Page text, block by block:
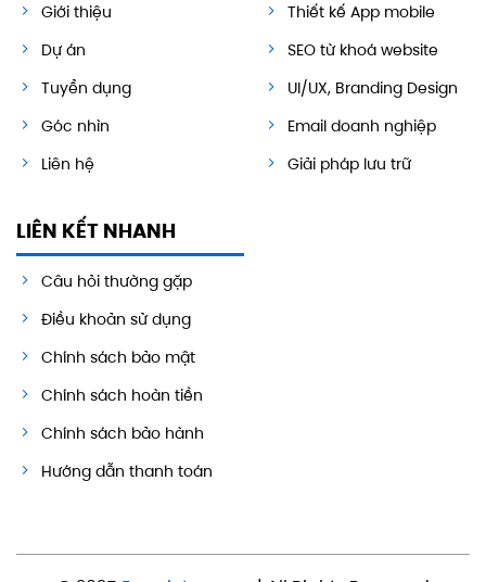
Giới thiệu
Dự án
Tuyển dụng
Góc nhìn
Liên hệ
Thiết kế App mobile
SEO từ khoá website
UI/UX, Branding Design
Email doanh nghiệp
Giải pháp lưu trữ
LIÊN KẾT NHANH
Câu hỏi thường gặp
Điều khoản sử dụng
Chính sách bảo mật
Chính sách hoàn tiền
Chính sách bảo hành
Hướng dẫn thanh toán